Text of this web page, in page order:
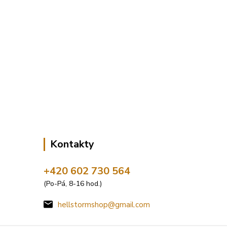
Kontakty
+420 602 730 564
(Po-Pá, 8-16 hod.)
hellstormshop@gmail.com